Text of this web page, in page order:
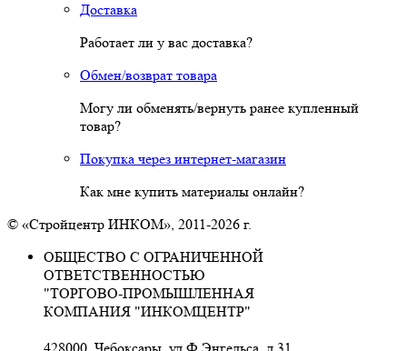
Доставка
Работает ли у вас доставка?
Обмен/возврат товара
Могу ли обменять/вернуть ранее купленный
товар?
Покупка через интернет-магазин
Как мне купить материалы онлайн?
© «Стройцентр ИНКОМ», 2011-2026 г.
ОБЩЕСТВО С ОГРАНИЧЕННОЙ
ОТВЕТСТВЕННОСТЬЮ
"ТОРГОВО-ПРОМЫШЛЕННАЯ
КОМПАНИЯ "ИНКОМЦЕНТР"